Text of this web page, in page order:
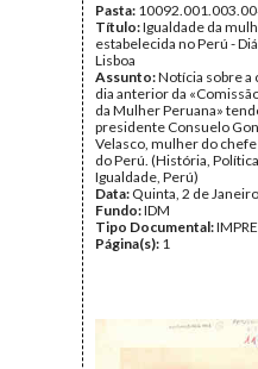
Pasta:
Título:Igualdade da
estabelecida no Perú -
Lisboa
Assunto:Notícia sobre a
dia anterior da
da Mulher Peruana»
presidente Consuelo
Velasco, mulher do
do Perú. (História,
Igualdade, Perú)
Data: Quinta, 2 de
Fundo:IDM
Tipo Documental:
Página(s): 1